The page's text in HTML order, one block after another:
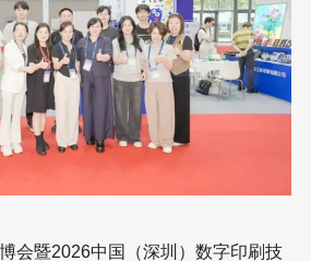
会暨2026中国（深圳）数字印刷技